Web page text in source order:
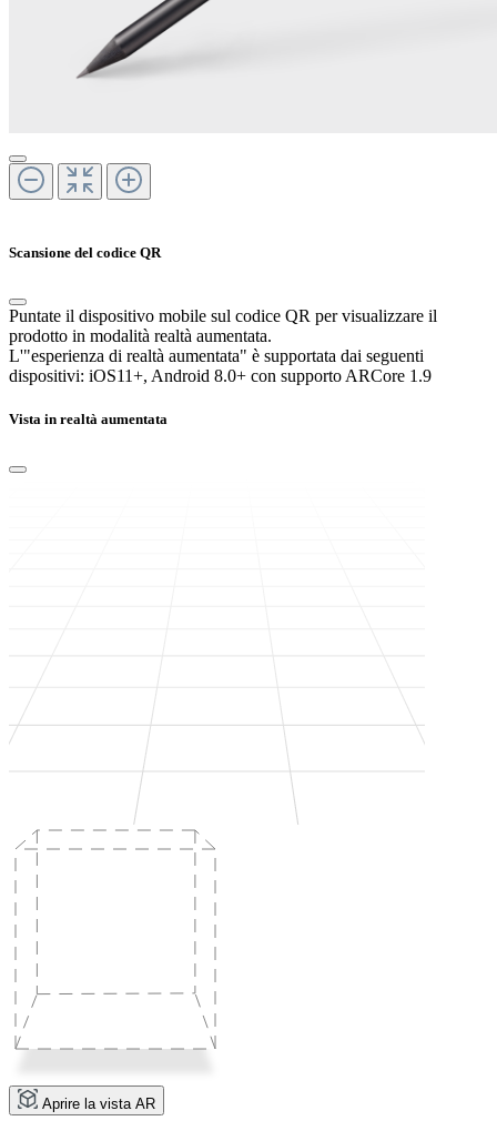
Scansione del codice QR
Puntate il dispositivo mobile sul codice QR per visualizzare il
prodotto in modalità realtà aumentata.
L'"esperienza di realtà aumentata" è supportata dai seguenti
dispositivi: iOS11+, Android 8.0+ con supporto ARCore 1.9
Vista in realtà aumentata
Aprire la vista AR